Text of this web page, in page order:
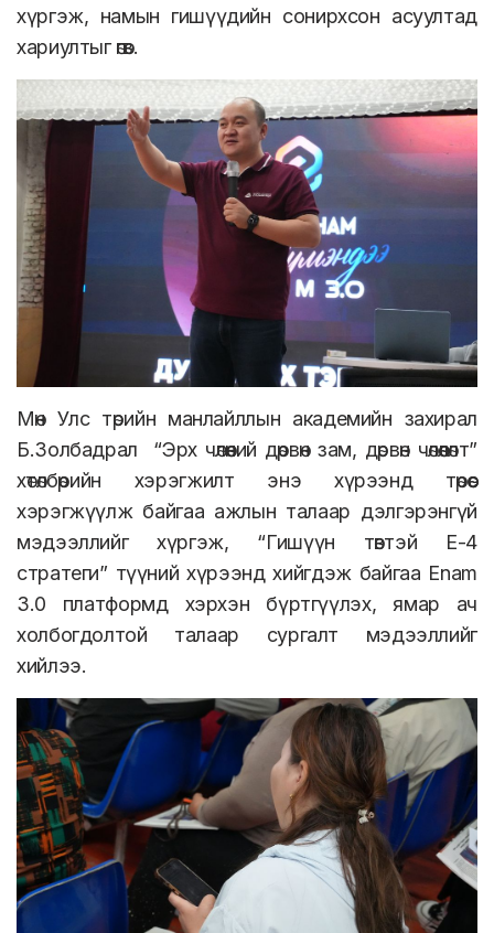
хүргэж, намын гишүүдийн сонирхсон асуултад
хариултыг өгөв.
Мөн Улс төрийн манлайллын академийн захирал
Б.Золбадрал “Эрх чөлөөний дөрвөн зам, дөрвөн чөлөөлөлт”
хөтөлбөрийн хэрэгжилт энэ хүрээнд төрөөс
хэрэгжүүлж байгаа ажлын талаар дэлгэрэнгүй
мэдээллийг хүргэж, “Гишүүн төвтэй E-4
стратеги” түүний хүрээнд хийгдэж байгаа Enam
3.0 платформд хэрхэн бүртгүүлэх, ямар ач
холбогдолтой талаар сургалт мэдээллийг
хийлээ.